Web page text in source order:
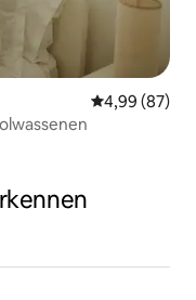
Gemiddelde
4,99 (87)